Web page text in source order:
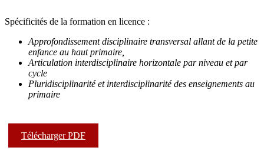
Spécificités de la formation en licence :
Approfondissement disciplinaire transversal allant de la petite
enfance au haut primaire,
Articulation interdisciplinaire horizontale par niveau et par
cycle
Pluridisciplinarité et interdisciplinarité des enseignements au
primaire
Télécharger PDF